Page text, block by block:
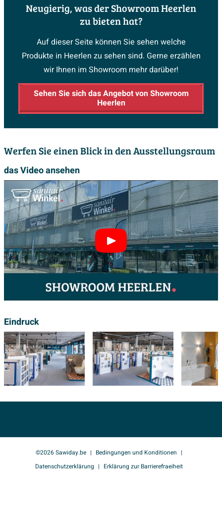
Neugierig, was der Showroom Heerlen
zu bieten hat?
Auf dieser Seite können Sie sehen welche
Produkte in Heerlen zu sehen sind. Gerne erzählen
wir Ihnen im Showroom mehr darüber!
Sehen Sie sich das Angebot von Showroom
Heerlen
Werfen Sie einen Blick in den Ausstellungsraum
das Video ansehen
Eindruck
©2026 Sawiday.be
Bedingungen und Konditionen
Datenschutzerklärung
Erklärung zur Barrierefraeiheit